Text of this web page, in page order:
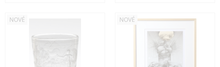
NOVÉ NOVÉ